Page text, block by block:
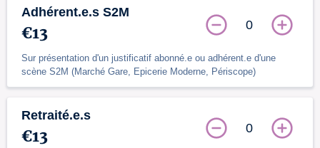
Adhérent.e.s S2M
€13
Sur présentation d'un justificatif abonné.e ou adhérent.e d'une
scène S2M (Marché Gare, Epicerie Moderne, Périscope)
0
Retraité.e.s
€13 0